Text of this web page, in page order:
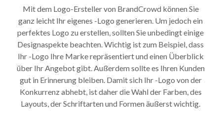
Mit dem Logo-Ersteller von BrandCrowd können Sie
ganz leicht Ihr eigenes -Logo generieren. Um jedoch ein
perfektes Logo zu erstellen, sollten Sie unbedingt einige
Designaspekte beachten. Wichtig ist zum Beispiel, dass
Ihr -Logo Ihre Marke repräsentiert und einen Überblick
über Ihr Angebot gibt. Außerdem sollte es Ihren Kunden
gut in Erinnerung bleiben. Damit sich Ihr -Logo von der
Konkurrenz abhebt, ist daher die Wahl der Farben, des
Layouts, der Schriftarten und Formen äußerst wichtig.